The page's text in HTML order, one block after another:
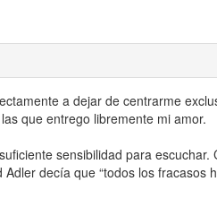
a dejar de centrarme
que entrego libremente mi amor.
sensibilidad para escuchar.
decía que “todos los fracasos